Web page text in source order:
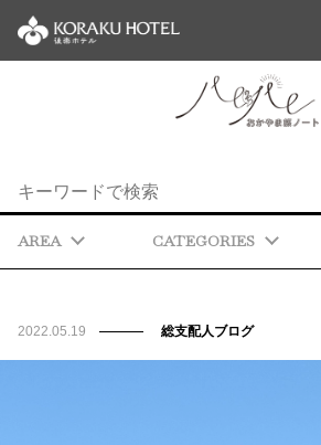
AREA CATEGORIES
2022.05.19 総支配人ブログ